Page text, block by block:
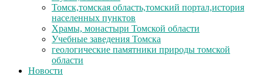
Томск,томская область,томский портал,история
населенных пунктов
Храмы, монастыри Томской области
Учебные заведения Томска
геологические памятники природы томской
области
Новости